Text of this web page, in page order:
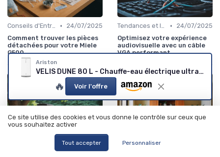
Conseils d'Entretien •
24/07/2025
Comment trouver les pièces
détachées pour votre Miele
G500
Tendances et Innovations •
24/07/2025
Optimisez votre expérience
audiovisuelle avec un câble
VGA performant
Ariston
VELIS DUNE 80 L - Chauffe-eau électrique ultra-plat
🔥 Voir l'offre
Ce site utilise des cookies et vous donne le contrôle sur ceux que
vous souhaitez activer
Tout accepter Personnaliser